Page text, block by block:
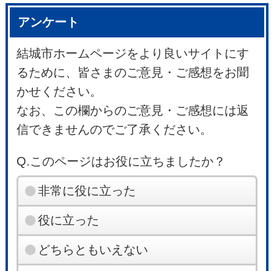
アンケート
結城市ホームページをより良いサイトにす
るために、皆さまのご意見・ご感想をお聞
かせください。
なお、この欄からのご意見・ご感想には返
信できませんのでご了承ください。
Q.このページはお役に立ちましたか？
非常に役に立った
役に立った
どちらともいえない